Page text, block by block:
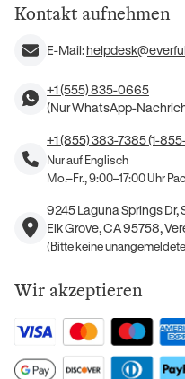
Kontakt aufnehmen
E-Mail:
+1 (555) 835-0665
(Nur WhatsApp-
+1 (855) 383-7385 (1-
Nur auf Englisch
Mo.–Fr., 9:00–17:00 Uhr
9245 Laguna Springs Dr,
Elk Grove, CA 95758,
(Bitte keine
Wir akzeptieren